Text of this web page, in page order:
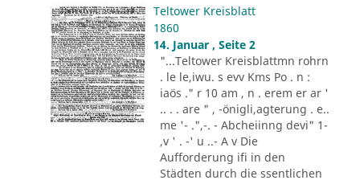
Teltower Kreisblatt
1860
14. Januar , Seite 2
"...Teltower Kreisblattmn rohrn
. le le,iwu. s evv Kms Po . n :
iaös ." r 10 am , n . erem er ar '
.. . . are " , -önigli,agterung . e..
me '- .",-. - Abcheiinng devi" 1-
,v ' . -' u ..- A v Die
Aufforderung ifi in den
Städten durch die ssentlichen